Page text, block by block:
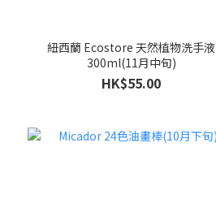
紐西蘭 Ecostore 天然植物洗手液
300ml(11月中旬)
HK$55.00